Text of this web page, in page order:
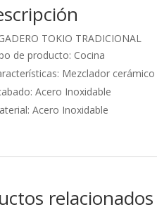
TOKIO TRADICIONAL
de producto: Cocina
Mezclador
Acero Inoxidable
Acero Inoxidable
relacionados